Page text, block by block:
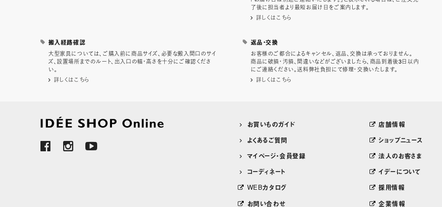
了後に担当者より最短お届け日をご案内します。
詳しくはこちら
搬入経路確認
大型家具については、ご購入前に商品サイズ、必要な搬入間口のサイ
ズ、設置場所までのルート、出入口の幅・高さを十分にご確認くださ
い。
詳しくはこちら
返品・交換
お客様のご都合によるキャンセル、返品、交換は承っておりません。
商品に破損・汚損、間違いなどがございましたら、商品到着後3日以内
にご連絡ください。送料弊社負担にて修理・交換いたします。
詳しくはこちら
お買いものガイド
よくあるご質問
マイページ・会員登録
コーディネート
WEBカタログ
お問い合わせ
店舗情報
ショップニュース
法人のお客さま
イデーについて
採用情報
企業情報